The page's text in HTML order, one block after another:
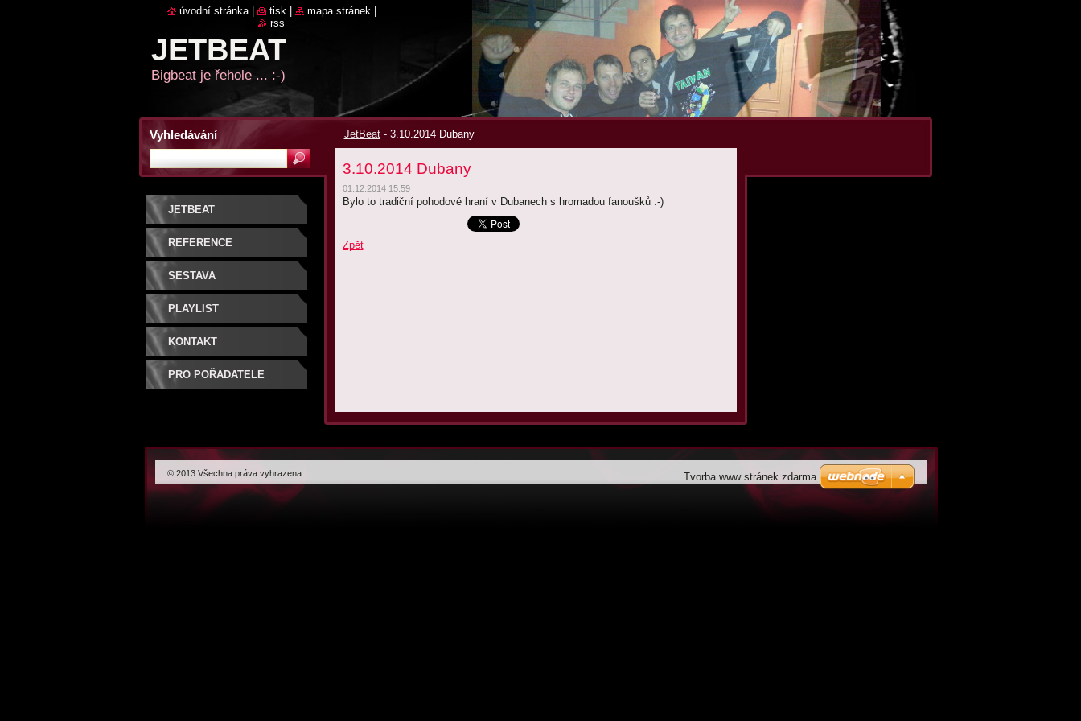
JETBEAT
Bigbeat je řehole ... :-)
JetBeat - 3.10.2014 Dubany
3.10.2014 Dubany
01.12.2014 15:59
Bylo to tradiční pohodové hraní v Dubanech s hromadou fanoušků :-)
Zpět
JETBEAT
REFERENCE
SESTAVA
PLAYLIST
KONTAKT
PRO POŘADATELE
Vyhledávání
úvodní stránka tisk mapa stránek
rss
© 2013 Všechna práva vyhrazena. Tvorba www stránek zdarma